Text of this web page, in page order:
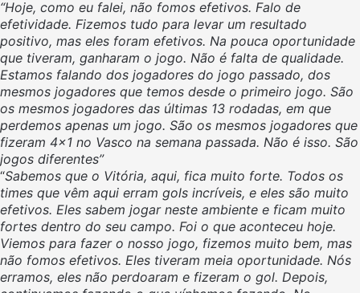
“Hoje, como eu falei, não fomos efetivos. Falo de
efetividade. Fizemos tudo para levar um resultado
positivo, mas eles foram efetivos. Na pouca oportunidade
que tiveram, ganharam o jogo. Não é falta de qualidade.
Estamos falando dos jogadores do jogo passado, dos
mesmos jogadores que temos desde o primeiro jogo. São
os mesmos jogadores das últimas 13 rodadas, em que
perdemos apenas um jogo. São os mesmos jogadores que
fizeram 4×1 no Vasco na semana passada. Não é isso. São
jogos diferentes”
“Sabemos que o Vitória, aqui, fica muito forte. Todos os
times que vêm aqui erram gols incríveis, e eles são muito
efetivos. Eles sabem jogar neste ambiente e ficam muito
fortes dentro do seu campo. Foi o que aconteceu hoje.
Viemos para fazer o nosso jogo, fizemos muito bem, mas
não fomos efetivos. Eles tiveram meia oportunidade. Nós
erramos, eles não perdoaram e fizeram o gol. Depois,